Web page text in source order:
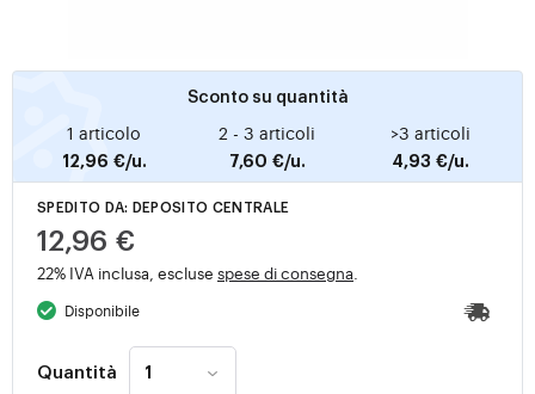
Sconto su quantità
1 articolo
12,96 €/u.
2 - 3 articoli
7,60 €/u.
>3 articoli
4,93 €/u.
SPEDITO DA: DEPOSITO CENTRALE
12,96 €
22% IVA inclusa, escluse spese di consegna
Disponibile
Quantità